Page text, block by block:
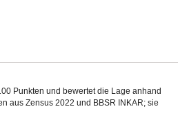
Punkten und bewertet die Lage anhand
aus Zensus 2022 und BBSR INKAR; sie